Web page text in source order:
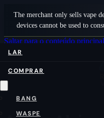
The merchant only sells vape
devices cannot be used to
Saltar para o conteúdo principal
LAR
COMPRAR
BANG
WASPE